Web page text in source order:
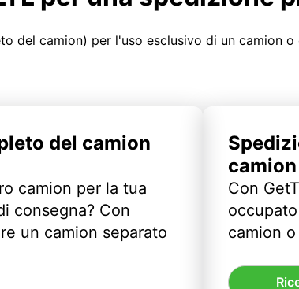
del camion) per l'uso esclusivo di un camion
del camion
camion per la tua
consegna? Con
un camion separato
camion
Con
camion